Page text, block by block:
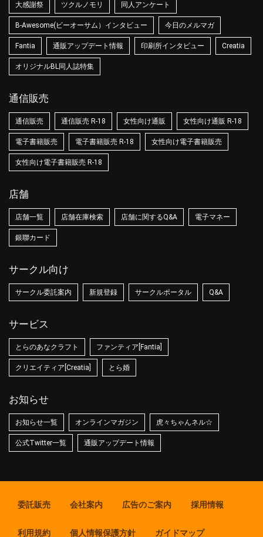
大感謝祭 ツクルノモリ 同人アンケート
B-Awesome(ビーオーサム）インタビュー 今日のメルマガ
Fantia 通販アップデート情報 印刷所インタビュー Creatia
オリジナルBL同人誌特集
通信販売
通信販売 通信販売 R-18 女性向け通販 女性向け通販 R-18
電子書籍販売 電子書籍販売 R-18 女性向け電子書籍販売
女性向け電子書籍販売 R-18
店舗
店舗一覧 店舗在庫検索 店舗に関するQ&A 電子マネー
銀聯カード
サークル向け
サークル委託案内 新規登録 サークルポータル Q&A
サービス
とらのあなクラフト ファンティア[Fantia]
クリエイティア[Creatia] とら婚
お知らせ
お知らせ一覧 オンラインマガジン 虎々ちゃんネル☆
公式Twitter一覧 通販アップデート情報
委託販売 会社案内 広告のご案内 採用情報
利用規約 個人情報保護方針 ガイドマップ